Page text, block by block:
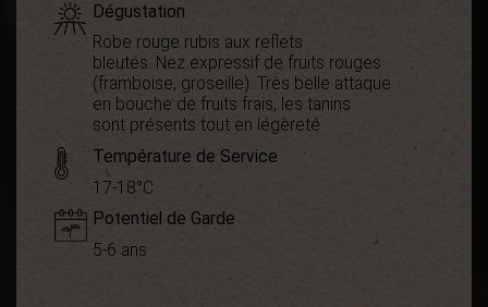
Dégustation
Robe rouge rubis aux reflets
bleutés. Nez expressif de fruits rouges
(framboise, groseille). Très belle attaque
en bouche de fruits frais, les tanins
sont présents tout en légèreté
Température de Service
17-18°C
Potentiel de Garde
5-6 ans